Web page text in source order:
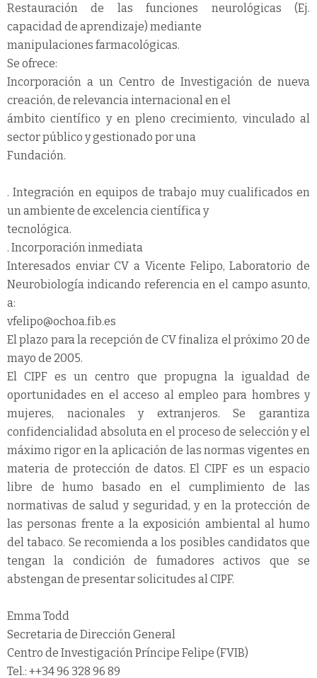
Restauración de las funciones neurológicas (Ej.
capacidad de aprendizaje) mediante
manipulaciones farmacológicas.
Se ofrece:
Incorporación a un Centro de Investigación de nueva
creación, de relevancia internacional en el
ámbito científico y en pleno crecimiento, vinculado al
sector público y gestionado por una
Fundación.
. Integración en equipos de trabajo muy cualificados en
un ambiente de excelencia científica y
tecnológica.
. Incorporación inmediata
Interesados enviar CV a Vicente Felipo, Laboratorio de
Neurobiología indicando referencia en el campo asunto,
a:
vfelipo@ochoa.fib.es
El plazo para la recepción de CV finaliza el próximo 20 de
mayo de 2005.
El CIPF es un centro que propugna la igualdad de
oportunidades en el acceso al empleo para hombres y
mujeres, nacionales y extranjeros. Se garantiza
confidencialidad absoluta en el proceso de selección y el
máximo rigor en la aplicación de las normas vigentes en
materia de protección de datos. El CIPF es un espacio
libre de humo basado en el cumplimiento de las
normativas de salud y seguridad, y en la protección de
las personas frente a la exposición ambiental al humo
del tabaco. Se recomienda a los posibles candidatos que
tengan la condición de fumadores activos que se
abstengan de presentar solicitudes al CIPF.
Emma Todd
Secretaria de Dirección General
Centro de Investigación Príncipe Felipe (FVIB)
Tel.: ++34 96 328 96 89